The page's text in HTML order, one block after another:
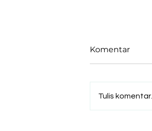
Komentar
Tulis komentar...